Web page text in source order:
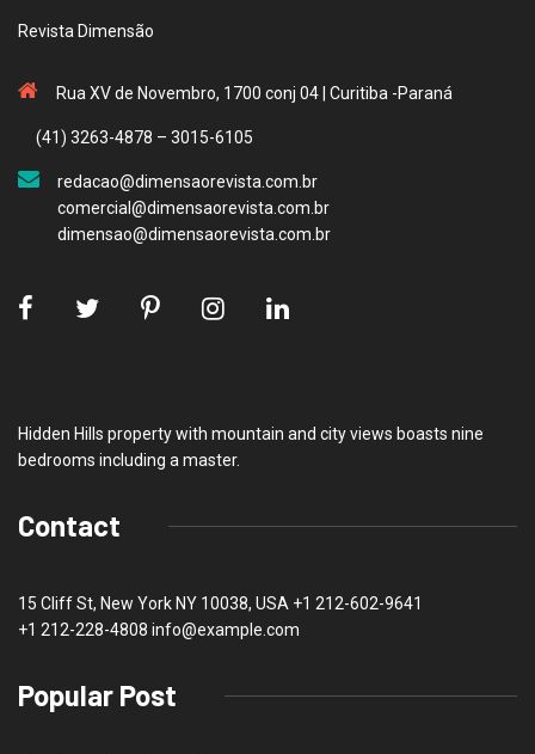
Revista Dimensão
Rua XV de Novembro, 1700 conj 04 | Curitiba -Paraná
(41) 3263-4878 – 3015-6105
redacao@dimensaorevista.com.br
comercial@dimensaorevista.com.br
dimensao@dimensaorevista.com.br
Hidden Hills property with mountain and city views boasts nine
bedrooms including a master.
Contact
15 Cliff St, New York NY 10038, USA +1 212-602-9641
+1 212-228-4808 info@example.com
Popular Post